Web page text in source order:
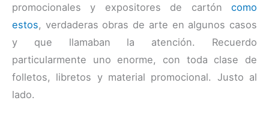
promocionales y expositores de cartón como
estos, verdaderas obras de arte en algunos casos
y que llamaban la atención. Recuerdo
particularmente uno enorme, con toda clase de
folletos, libretos y material promocional. Justo al
lado.